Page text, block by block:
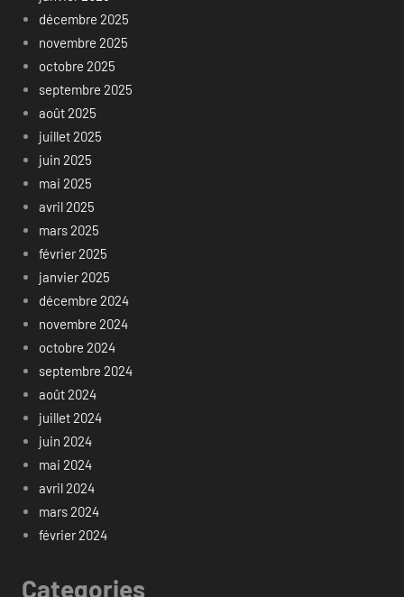
décembre 2025
novembre 2025
octobre 2025
septembre 2025
août 2025
juillet 2025
juin 2025
mai 2025
avril 2025
mars 2025
février 2025
janvier 2025
décembre 2024
novembre 2024
octobre 2024
septembre 2024
août 2024
juillet 2024
juin 2024
mai 2024
avril 2024
mars 2024
février 2024
Categories